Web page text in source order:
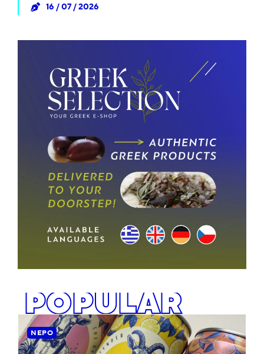
16 / 07 / 2026
POPULAR
ΝΕΡΌ